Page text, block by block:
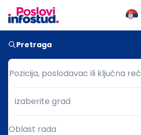
Pretraga
Pozicija, poslodavac ili ključna reč
Pozicija, poslodavac ili ključna reč
Grad
Izaberite grad
Oblast rada